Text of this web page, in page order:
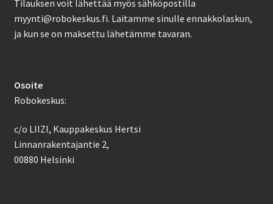
Tilauksen voit lähettää myös sähköpostilla
myynti@robokeskus.fi. Laitamme sinulle ennakkolaskun,
ja kun se on maksettu lähetämme tavaran.
Osoite
Robokeskus:
c/o LIIZI, Kauppakeskus Hertsi
Linnanrakentajantie 2,
00880 Helsinki